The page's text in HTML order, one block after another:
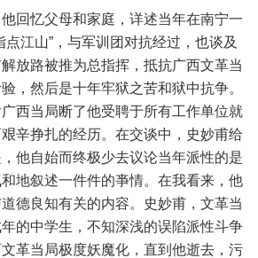
回忆父母和家庭，详述当年在南宁一
点江山”，与军训团对抗经过，也谈及
放路被推为总指挥，抵抗广西文革当
，然后是十年牢狱之苦和狱中抗争。
西当局断了他受聘于所有工作单位就
辛挣扎的经历。在交谈中，史妙甫给
他自始而终极少去议论当年派性的是
地叙述一件件的亊情。在我看来，他
德良知有关的内容。史妙甫，文革当
的中学生，不知深浅的误陷派性斗争
革当局极度妖魔化，直到他逝去，污